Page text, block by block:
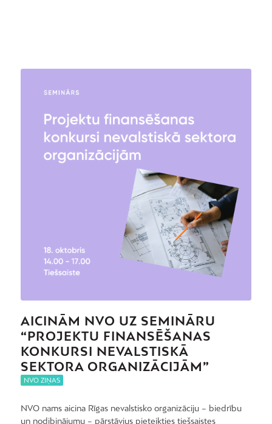
AICINĀM NVO UZ SEMINĀRU
“PROJEKTU FINANSĒŠANAS
KONKURSI NEVALSTISKĀ
SEKTORA ORGANIZĀCIJĀM”
NVO ZIŅAS
NVO nams aicina Rīgas nevalstisko organizāciju – biedrību
un nodibinājumu – pārstāvjus pieteikties tiešsaistes